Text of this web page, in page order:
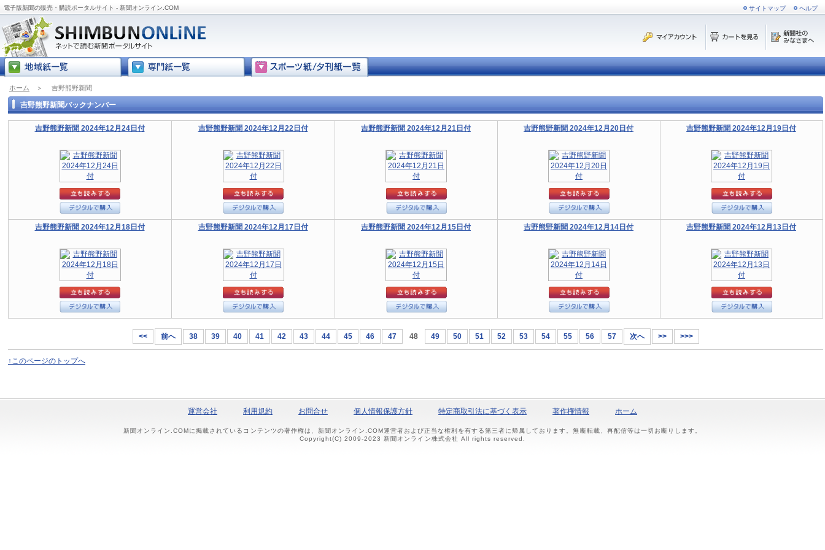
電子版新聞の販売・購読ポータルサイト - 新聞オンライン.COM サイトマップ ヘルプ
ホーム ＞ 吉野熊野新聞
吉野熊野新聞バックナンバー
吉野熊野新聞 2024年12月24日付 吉野熊野新聞 2024年12月22日付 吉野熊野新聞 2024年12月21日付 吉野熊野新聞 2024年12月20日付 吉野熊野新聞 2024年12月19日付
吉野熊野新聞 2024年12月18日付 吉野熊野新聞 2024年12月17日付 吉野熊野新聞 2024年12月15日付 吉野熊野新聞 2024年12月14日付 吉野熊野新聞 2024年12月13日付
<< 前へ 38 39 40 41 42 43 44 45 46 47 48 49 50 51 52 53 54 55 56 57 次へ >> >>>
↑このページのトップへ
運営会社 利用規約 お問合せ 個人情報保護方針 特定商取引法に基づく表示 著作権情報 ホーム
新聞オンライン.COMに掲載されているコンテンツの著作権は、新聞オンライン.COM運営者および正当な権利を有する第三者に帰属しております。無断転載、再配信等は一切お断りします。
Copyright(C) 2009-2023 新聞オンライン株式会社 All rights reserved.